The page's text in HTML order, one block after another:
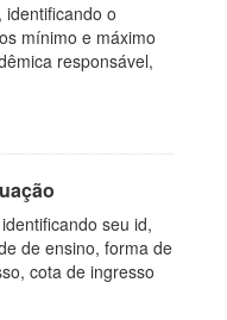
identificando o
mínimo e máximo
responsável,
seu id,
de ensino, forma de
cota de ingresso